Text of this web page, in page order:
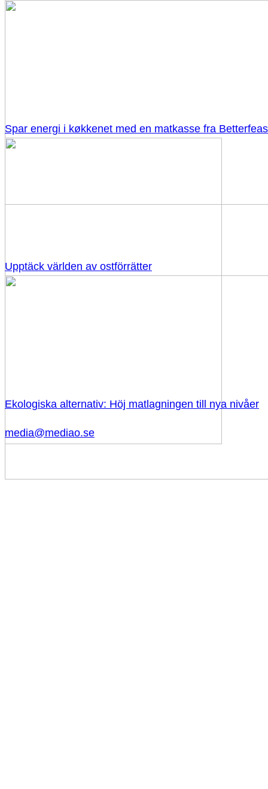
Spar energi i køkkenet med en matkasse fra
Upptäck världen av ostförrätter
Ekologiska alternativ: Höj matlagningen till nya nivåer
media@mediao.se